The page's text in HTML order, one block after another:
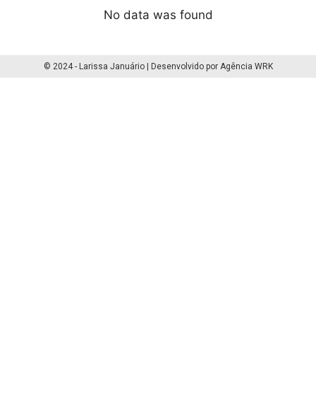
No data was found
© 2024 - Larissa Januário | Desenvolvido por Agência WRK